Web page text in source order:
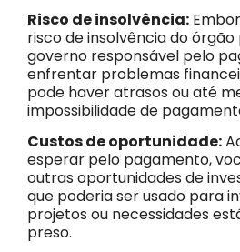
Risco de insolvência:
risco de insolvência do órgão
governo responsável pelo
enfrentar problemas
pode haver atrasos ou até
impossibilidade de
Custos de oportunidade:
esperar pelo pagamento,
outras oportunidades de
que poderia ser usado para
projetos ou necessidades
preso.